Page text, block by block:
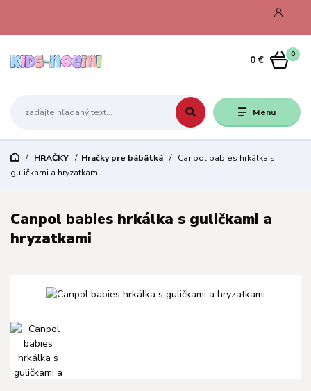
Menu
0
0 €
HRAČKY Hračky pre bábätká
Canpol babies hrkálka s
guličkami a hryzatkami
Canpol babies hrkálka s guličkami a
hryzatkami